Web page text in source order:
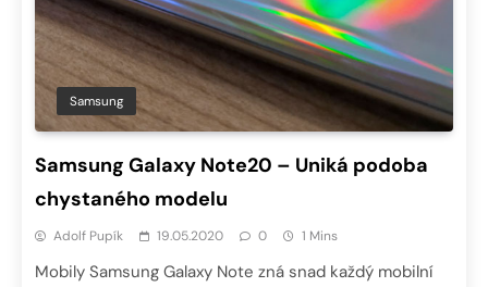
Samsung
Samsung Galaxy Note20 – Uniká podoba
chystaného modelu
Adolf Pupík 19.05.2020 0 1 Mins
Mobily Samsung Galaxy Note zná snad každý mobilní